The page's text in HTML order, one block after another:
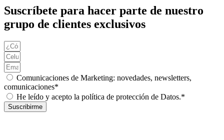
Suscríbete para hacer parte de nuestro
grupo de clientes exclusivos
Comunicaciones de Marketing: novedades, newsletters,
comunicaciones*
He leído y acepto la política de protección de Datos.*
Suscribirme